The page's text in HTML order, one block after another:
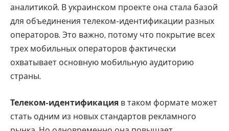
аналитикой. В украинском проекте она стала базой
для объединения телеком-идентификации разных
операторов. Это важно, потому что покрытие всех
трех мобильных операторов фактически
охватывает основную мобильную аудиторию
страны.
Телеком-идентификация в таком формате может
стать одним из новых стандартов рекламного